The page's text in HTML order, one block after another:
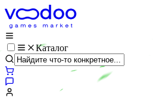
Каталог